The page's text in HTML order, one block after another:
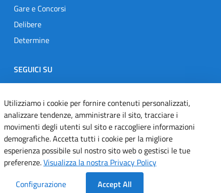
Gare e Concorsi
Delibere
Determine
SEGUICI SU
Designers Italia
TwitterInstagramYoutubeLinkedin
Dichiarazione di accessibilità
Informativa cookie
Utilizziamo i cookie per fornire contenuti personalizzati,
analizzare tendenze, amministrare il sito, tracciare i
movimenti degli utenti sul sito e raccogliere informazioni
demografiche. Accetta tutti i cookie per la migliore
esperienza possibile sul nostro sito web o gestisci le tue
preferenze.Visualizza la nostra Privacy Policy
Configurazione
Accept All